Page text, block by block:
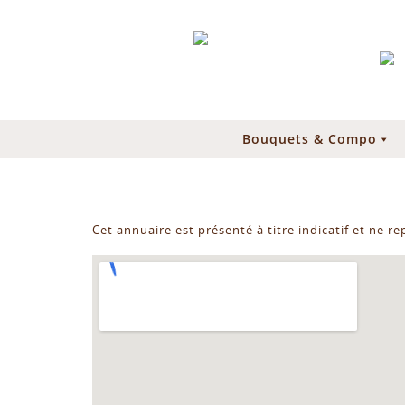
Bouquets & Compo
Cet annuaire est présenté à titre indicatif et ne